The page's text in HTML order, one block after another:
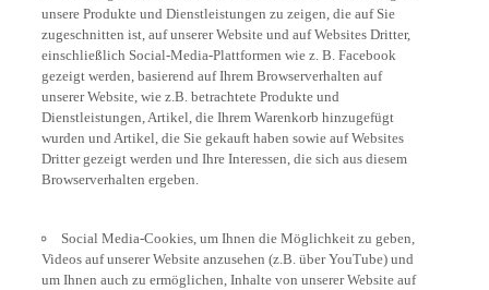
unsere Produkte und Dienstleistungen zu zeigen, die auf Sie
zugeschnitten ist, auf unserer Website und auf Websites Dritter,
einschließlich Social-Media-Plattformen wie z. B. Facebook
gezeigt werden, basierend auf Ihrem Browserverhalten auf
unserer Website, wie z.B. betrachtete Produkte und
Dienstleistungen, Artikel, die Ihrem Warenkorb hinzugefügt
wurden und Artikel, die Sie gekauft haben sowie auf Websites
Dritter gezeigt werden und Ihre Interessen, die sich aus diesem
Browserverhalten ergeben.
Social Media-Cookies, um Ihnen die Möglichkeit zu geben,
Videos auf unserer Website anzusehen (z.B. über YouTube) und
um Ihnen auch zu ermöglichen, Inhalte von unserer Website auf